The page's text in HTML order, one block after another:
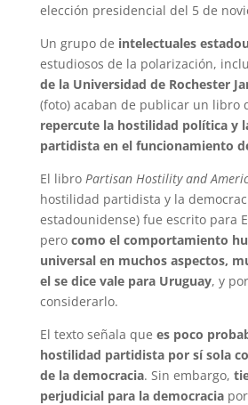
elección presidencial del 5 de
Un grupo de intelectuales
estudiosos de la polarización,
de la Universidad de Rochester
(foto) acaban de publicar un libro
repercute la hostilidad política y
partidista en el funcionamiento
El libro Partisan Hostility and
hostilidad partidista y la
estadounidense) fue escrito para
pero como el comportamiento
universal en muchos aspectos,
el se dice vale para Uruguay, y
considerarlo.
El texto señala que es poco
hostilidad partidista por sí sola
de la democracia. Sin embargo,
perjudicial para la democracia